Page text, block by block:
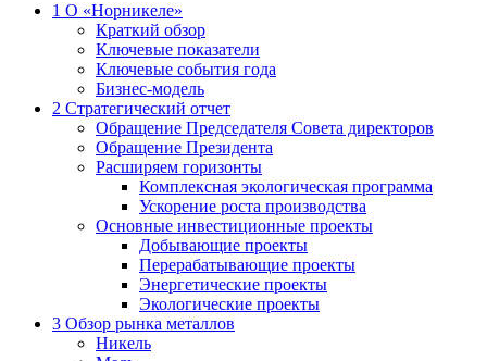
1 О «Норникеле»
Краткий обзор
Ключевые показатели
Ключевые события года
Бизнес-модель
2 Стратегический отчет
Обращение Председателя Совета директоров
Обращение Президента
Расширяем горизонты
Комплексная экологическая программа
Ускорение роста производства
Основные инвестиционные проекты
Добывающие проекты
Перерабатывающие проекты
Энергетические проекты
Экологические проекты
3 Обзор рынка металлов
Никель